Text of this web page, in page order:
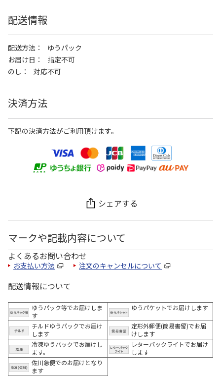
配送情報
配送方法
ゆうパック
お届け日
指定不可
のし
対応不可
決済方法
下記の決済方法がご利用頂けます。
シェアする
マークや記載内容について
よくあるお問い合わせ
お支払い方法 注文のキャンセルについて
配送情報について
ゆうパック等でお届けしま
す
ゆうパケットでお届けします
チルドゆうパックでお届け
します
定形外郵便(簡易書留)でお届
けします
冷凍ゆうパックでお届けし
ます。
レターパックライトでお届け
します
佐川急便でのお届けとなり
ます